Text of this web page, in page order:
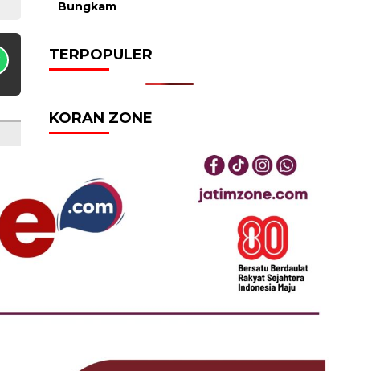
Bungkam
TERPOPULER
KORAN ZONE